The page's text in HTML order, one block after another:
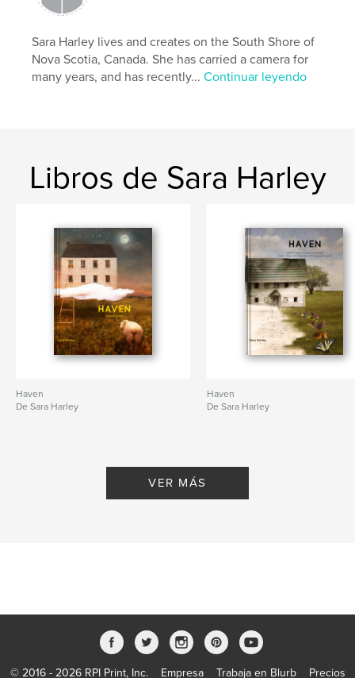
Sara Harley lives and creates on the South Shore of
Nova Scotia, Canada. She has carried a camera for
many years, and has recently...Continuar leyendo
Libros de Sara Harley
Haven
De Sara Harley
Haven
De Sara Harley
VER MÁS
© 2016 - 2026 RPI Print, Inc. Empresa Trabaja en Blurb Precios